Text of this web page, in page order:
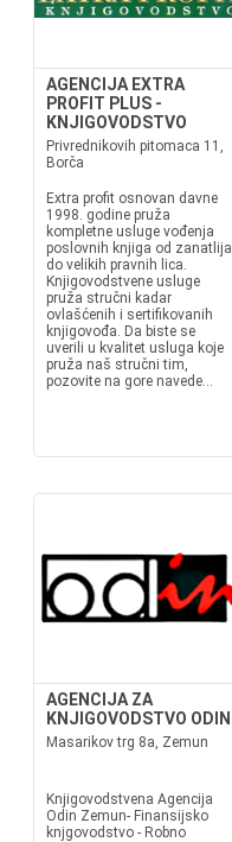
AGENCIJA EXTRA
PROFIT PLUS -
KNJIGOVODSTVO
Privrednikovih pitomaca 11,
Borča
Extra profit osnovan davne
1998. godine pruža
kompletne usluge vođenja
poslovnih knjiga od zanatlija
do velikih pravnih lica.
Knjigovodstvene usluge
pruža stručni kadar
ovlašćenih i sertifikovanih
knjigovođa. Da biste se
uverili u kvalitet usluga koje
pruža naš stručni tim,
pozovite na gore navede...
AGENCIJA ZA
KNJIGOVODSTVO ODIN
Masarikov trg 8a, Zemun
Knjigovodstvena Agencija
Odin Zemun- Finansijsko
knjgovodstvo - Robno